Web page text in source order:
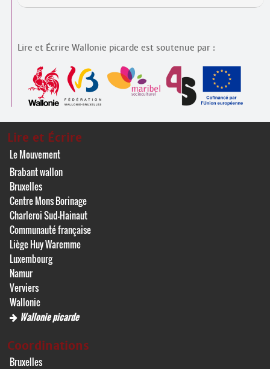
Lire et Écrire Wallonie picarde est soutenue par :
Lire et Écrire
Le Mouvement
Brabant wallon
Bruxelles
Centre Mons Borinage
Charleroi Sud-Hainaut
Communauté française
Liège Huy Waremme
Luxembourg
Namur
Verviers
Wallonie
Wallonie picarde
Coordinations
Bruxelles